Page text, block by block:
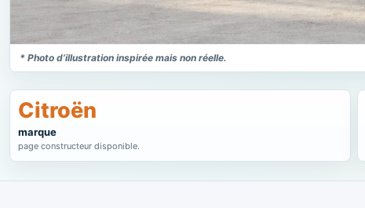
* Photo d’illustration inspirée mais non réelle.
Citroën
marque
page constructeur disponible.